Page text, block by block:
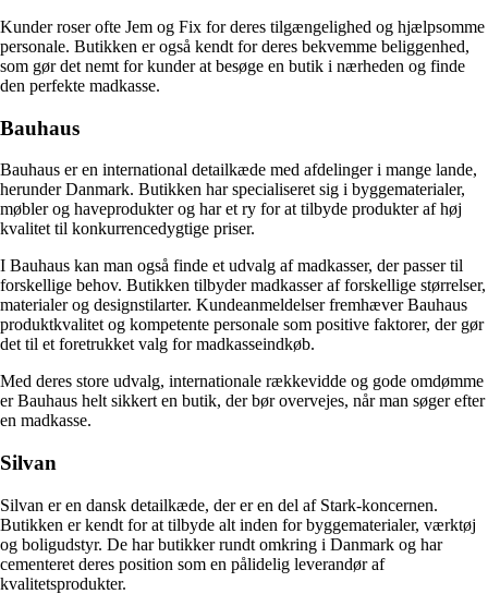
Kunder roser ofte Jem og Fix for deres tilgængelighed og hjælpsomme
personale. Butikken er også kendt for deres bekvemme beliggenhed,
som gør det nemt for kunder at besøge en butik i nærheden og finde
den perfekte madkasse.
Bauhaus
Bauhaus er en international detailkæde med afdelinger i mange lande,
herunder Danmark. Butikken har specialiseret sig i byggematerialer,
møbler og haveprodukter og har et ry for at tilbyde produkter af høj
kvalitet til konkurrencedygtige priser.
I Bauhaus kan man også finde et udvalg af madkasser, der passer til
forskellige behov. Butikken tilbyder madkasser af forskellige størrelser,
materialer og designstilarter. Kundeanmeldelser fremhæver Bauhaus
produktkvalitet og kompetente personale som positive faktorer, der gør
det til et foretrukket valg for madkasseindkøb.
Med deres store udvalg, internationale rækkevidde og gode omdømme
er Bauhaus helt sikkert en butik, der bør overvejes, når man søger efter
en madkasse.
Silvan
Silvan er en dansk detailkæde, der er en del af Stark-koncernen.
Butikken er kendt for at tilbyde alt inden for byggematerialer, værktøj
og boligudstyr. De har butikker rundt omkring i Danmark og har
cementeret deres position som en pålidelig leverandør af
kvalitetsprodukter.